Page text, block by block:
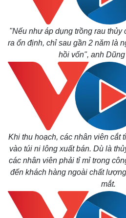
Pháp luật
Vụ án
Tin nóng
Tư vấn luật
"Nếu như áp dụng trồng rau thủy
ra ổn định, chỉ sau gần 2 năm là
hồi vốn", anh
Khi thu hoạch, các nhân viên cắt
vào túi ni lông xuất bán. Dù là
các nhân viên phải tỉ mỉ trong
đến khách hàng ngoài chất
mắt.